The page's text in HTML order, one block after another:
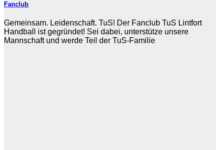
Fanclub
Gemeinsam. Leidenschaft. TuS! Der Fanclub TuS Lintfort
Handball ist gegründet! Sei dabei, unterstütze unsere
Mannschaft und werde Teil der TuS-Familie